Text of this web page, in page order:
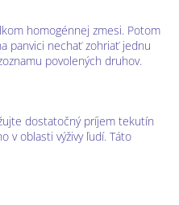
homogénnej zmesi. Potom
panvici nechať zohriať jednu
povolených druhov.
dostatočný príjem tekutín
v oblasti výživy ľudí. Táto